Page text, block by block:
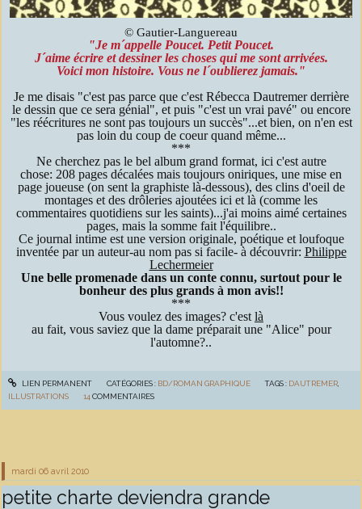
© Gautier-Languereau
"Je m´appelle Poucet. Petit Poucet.
J´aime écrire et dessiner les choses qui me sont arrivées.
Voici mon histoire. Vous ne l´oublierez jamais."
Je me disais "c'est pas parce que c'est Rébecca Dautremer derrière
le dessin que ce sera génial", et puis "c'est un vrai pavé" ou encore
"les réécritures ne sont pas toujours un succès"...et bien, on n'en est
pas loin du coup de coeur quand même...
***
Ne cherchez pas le bel album grand format, ici c'est autre
chose: 208 pages décalées mais toujours oniriques, une mise en
page joueuse (on sent la graphiste là-dessous), des clins d'oeil de
montages et des drôleries ajoutées ici et là (comme les
commentaires quotidiens sur les saints)...j'ai moins aimé certaines
pages, mais la somme fait l'équilibre..
Ce journal intime est une version originale, poétique et loufoque
inventée par un auteur-au nom pas si facile- à découvrir: Philippe
Lechermeier
Une belle promenade dans un conte connu, surtout pour le
bonheur des plus grands à mon avis!!
***
Vous voulez des images? c'est là
au fait, vous saviez que la dame préparait une "Alice" pour
l'automne?..
LIEN PERMANENT CATÉGORIES : BD/ROMAN GRAPHIQUE TAGS : DAUTREMER
ILLUSTRATIONS
14 COMMENTAIRES
mardi 06 avril 2010
petite charte deviendra grande